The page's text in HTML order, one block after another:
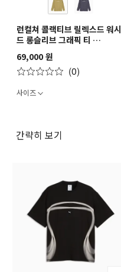
런컬쳐 콜랙티브 릴렉스드 워시
드 롱슬리브 그래픽 티
RUN CULTURE COLLECTIVE
Relaxed Washed Graphic
Long Sleeve
69,000 원
(0)
사이즈
간략히 보기